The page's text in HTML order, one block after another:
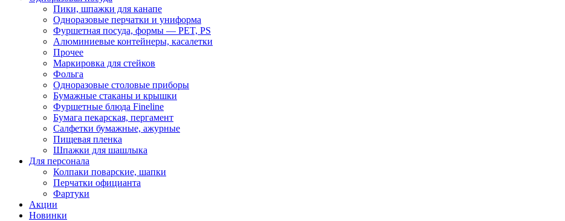
Пики, шпажки для канапе
Одноразовые перчатки и униформа
Фуршетная посуда, формы — PET, PS
Алюминиевые контейнеры, касалетки
Прочее
Маркировка для стейков
Фольга
Одноразовые столовые приборы
Бумажные стаканы и крышки
Фуршетные блюда Fineline
Бумага пекарская, пергамент
Салфетки бумажные, ажурные
Пищевая пленка
Шпажки для шашлыка
Для персонала
Колпаки поварские, шапки
Перчатки официанта
Фартуки
Акции
Новинки